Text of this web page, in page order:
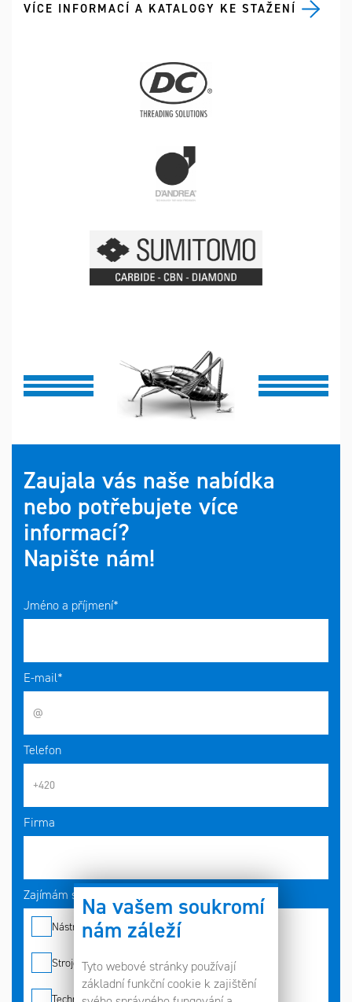
Na vašem soukromí
nám záleží
Tyto webové stránky používají
základní funkční cookie k zajištění
VÍCE INFORMACÍ A KATALOGY KE STAŽENÍ
Zaujala vás naše nabídka
nebo potřebujete více
informací?
Napište nám!
Jméno a příjmení*
E-mail*
Telefon
Firma
Zajímám se o*
Nástroje
Stroje
Technologie